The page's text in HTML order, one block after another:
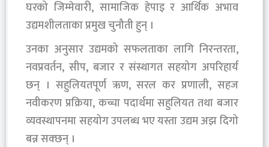
घरको जिम्मेवारी, सामाजिक हेपाइ र आर्थिक अभाव
उद्यमशीलताका प्रमुख चुनौती हुन् ।
उनका अनुसार उद्यमको सफलताका लागि निरन्तरता,
नवप्रवर्तन, सीप, बजार र संस्थागत सहयोग अपरिहार्य
छन् । सहुलियतपूर्ण ऋण, सरल कर प्रणाली, सहज
नवीकरण प्रक्रिया, कच्चा पदार्थमा सहुलियत तथा बजार
व्यवस्थापनमा सहयोग उपलब्ध भए यस्ता उद्यम अझ दिगो
बन्न सक्छन् ।